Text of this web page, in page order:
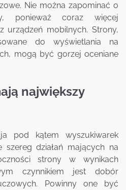
Nie można zapominać o
ponieważ coraz więcej
urządzeń mobilnych. Strony,
do wyświetlania na
mogą być gorzej oceniane
największy
pod kątem wyszukiwarek
szereg działań mających na
strony w wynikach
czynnikiem jest dobór
Powinny one być